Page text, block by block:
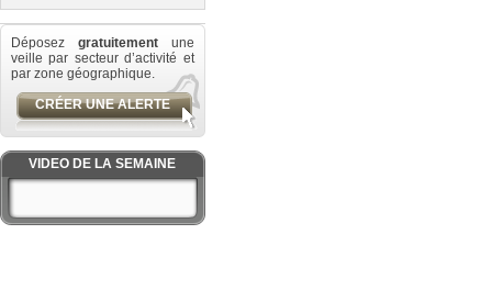
Déposez gratuitement une
veille par secteur d’activité et
par zone géographique.
CRÉER UNE ALERTE
VIDEO DE LA SEMAINE